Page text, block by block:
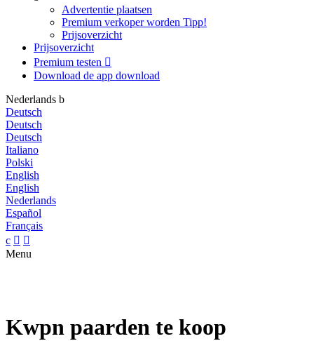
Advertentie plaatsen
Premium verkoper worden Tipp!
Prijsoverzicht
Prijsoverzicht
Premium testen 
Download de app download
Nederlands b
Deutsch
Deutsch
Deutsch
Italiano
Polski
English
English
Nederlands
Español
Français
c  
Menu
Kwpn paarden te koop